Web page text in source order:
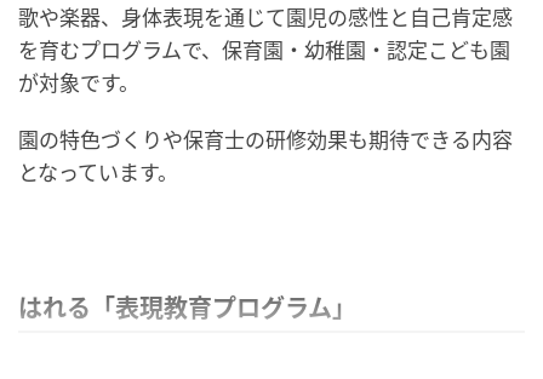
歌や楽器、身体表現を通じて園児の感性と自己肯定感
を育むプログラムで、保育園・幼稚園・認定こども園
が対象です。
園の特色づくりや保育士の研修効果も期待できる内容
となっています。
はれる「表現教育プログラム」